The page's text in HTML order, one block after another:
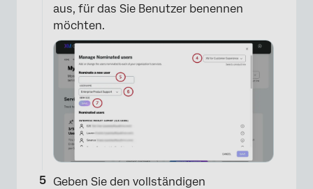
aus, für das Sie Benutzer benennen
möchten.
Geben Sie den vollständigen